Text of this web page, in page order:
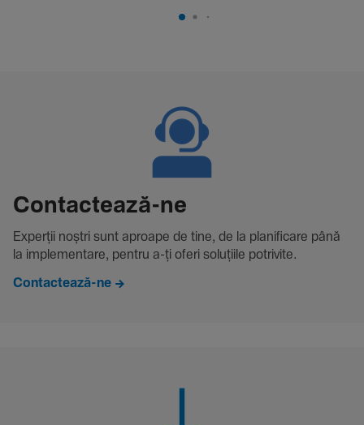
Contac­tează-ne
Experții noștri sunt aproape de tine, de la plani­fi­care până
la imple­men­tare, pentru a-ți oferi solu­țiile potri­vite.
Contactează-ne